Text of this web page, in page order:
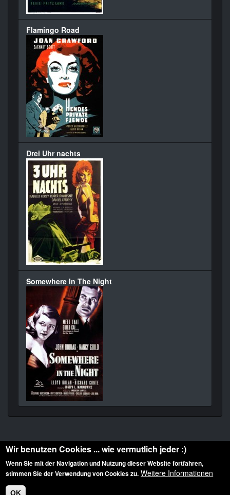
Flamingo Road
Drei Uhr nachts
Somewhere In The Night
Diese Website ist urheberrechtlich geschützt: © 2010-2026 der Film Noir de. Alle
Rechte vorbehalten.
Wir benutzen Cookies ... wie vermutlich jeder :)
Wenn Sie mit der Navigation und Nutzung dieser Website fortfahren,
stimmen Sie der Verwendung von Cookies zu. Weitere Informationen
OK